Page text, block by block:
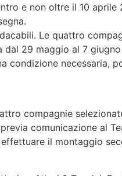
e non oltre il 10 aprile
Le quattro
29 maggio al 7
necessaria,
compagnie
comunicazione al
il montaggio